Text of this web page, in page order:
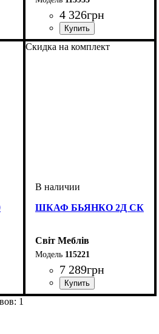
4 326грн
ширина, мм: 600
высота, мм: 1036
глубина, мм: 406
Скидка на комплект
ШКАФ БЬЯНКО 2Д СК
Світ Меблів
115221
7 289грн
ширина, мм: 801
высота, мм: 1850
глубина, мм: 400
1